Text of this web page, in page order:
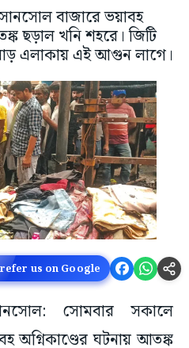
বাজারে ভয়াবহ
ছড়াল খনি শহরে। জিটি
এলাকায় এই আগুন লাগে।
us on Google
সোমবার সকালে
অগ্নিকাণ্ডের ঘটনায় আতঙ্ক